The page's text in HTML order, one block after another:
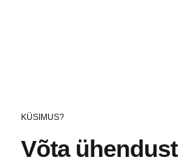
KÜSIMUS?
Võta ühendust